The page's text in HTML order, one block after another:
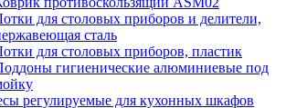
для столовых приборов и делители,
сталь
для столовых приборов, пластик
гигиенические алюминиевые под